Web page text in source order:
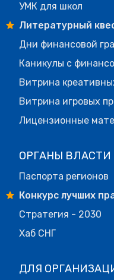
УМК для школ
Литературный
Дни финансовой
Каникулы с
Витрина
Витрина игровых
Лицензионные
ОРГАНЫ ВЛАСТИ
Паспорта регионов
Конкурс лучших
Стратегия - 2030
Хаб СНГ
ДЛЯ